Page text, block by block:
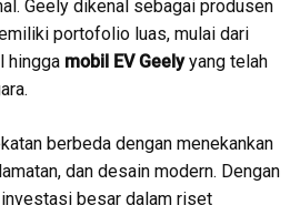
Geely dikenal sebagai produsen
portofolio luas, mulai dari
hingga mobil EV Geelyyang telah
berbeda dengan menekankan
dan desain modern. Dengan
besar dalam riset